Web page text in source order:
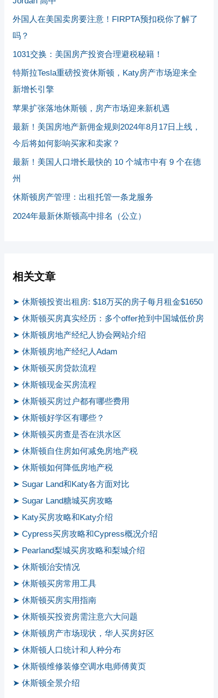
外国人在美国卖房要注意！FIRPTA预扣税你了解了
吗？
1031交换：美国房产投资合理避税秘籍！
特斯拉Tesla重磅投资休斯顿，Katy房产市场迎来全
新增长引擎
苹果扩张落地休斯顿，房产市场迎来新机遇
最新！美国房地产新佣金规则2024年8月17日上线，
今后将如何影响买家和卖家？
最新！美国人口增长最快的 10 个城市中有 9 个在德
州
休斯顿房产管理：出租托管一条龙服务
2024年最新休斯顿高中排名（公立）
相关文章
➤ 休斯顿投资出租房: $18万买的房子每月租金$1650
➤ 休斯顿买房真实经历：多个offer抢到中国城低价房
➤ 休斯顿房地产经纪人协会网站介绍
➤ 休斯顿房地产经纪人Adam
➤ 休斯顿买房贷款流程
➤ 休斯顿现金买房流程
➤ 休斯顿买房过户都有哪些费用
➤ 休斯顿好学区有哪些？
➤ 休斯顿买房查是否在洪水区
➤ 休斯顿自住房如何减免房地产税
➤ 休斯顿如何降低房地产税
➤ Sugar Land和Katy各方面对比
➤ Sugar Land糖城买房攻略
➤ Katy买房攻略和Katy介绍
➤ Cypress买房攻略和Cypress概况介绍
➤ Pearland梨城买房攻略和梨城介绍
➤ 休斯顿治安情况
➤ 休斯顿买房常用工具
➤ 休斯顿买房实用指南
➤ 休斯顿买投资房需注意六大问题
➤ 休斯顿房产市场现状，华人买房好区
➤ 休斯顿人口统计和人种分布
➤ 休斯顿维修装修空调水电师傅黄页
➤ 休斯顿全景介绍